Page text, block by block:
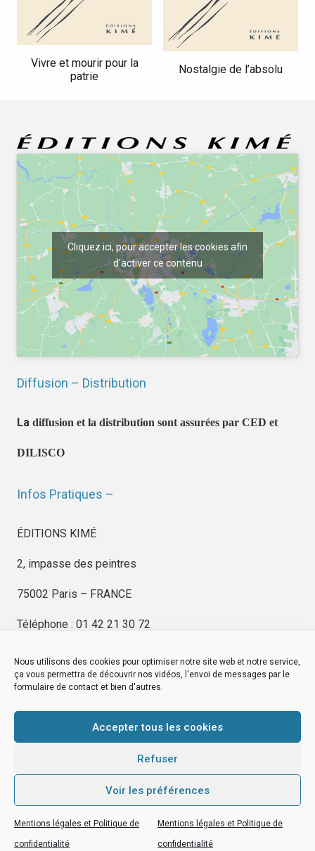
Nous utilisons des cookies pour optimiser notre site web et notre service,
ça vous permettra de découvrir nos vidéos, l'envoi de messages par le
formulaire de contact et bien d'autres.
Accepter tous les cookies
Refuser
Voir les préférences
Mentions légales et Politique de
confidentialité
Mentions légales et Politique de
confidentialité
Vivre et mourir pour la
patrie
Nostalgie de l’absolu
Cliquez ici, pour accepter les cookies afin
d'activer ce contenu
Diffusion – Distribution
La diffusion et la distribution sont assurées par CED et
DILISCO
Infos Pratiques –
ÉDITIONS KIMÉ
2, impasse des peintres
75002 Paris – FRANCE
Téléphone : 01 42 21 30 72
EDITIONS KIMÉ
Mentions Légales
© byeDovel.com
editionskime.fr
EDITIONS KIMÉ Mentions Légales © byeDovel.com